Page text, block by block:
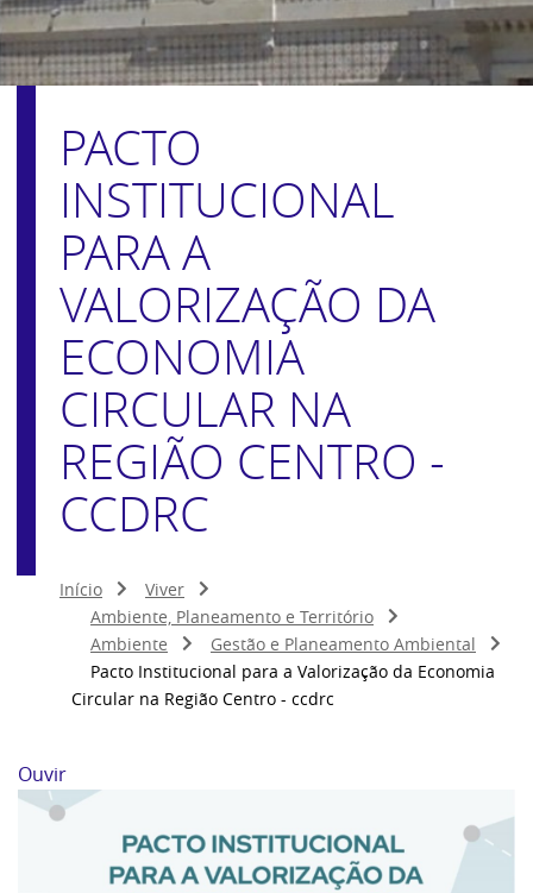
PACTO
INSTITUCIONAL
PARA A
VALORIZAÇÃO DA
ECONOMIA
CIRCULAR NA
REGIÃO CENTRO -
CCDRC
Início
Viver
Ambiente, Planeamento e Território
Ambiente
Gestão e Planeamento Ambiental
Pacto Institucional para a Valorização da Economia
Circular na Região Centro - ccdrc
Ouvir